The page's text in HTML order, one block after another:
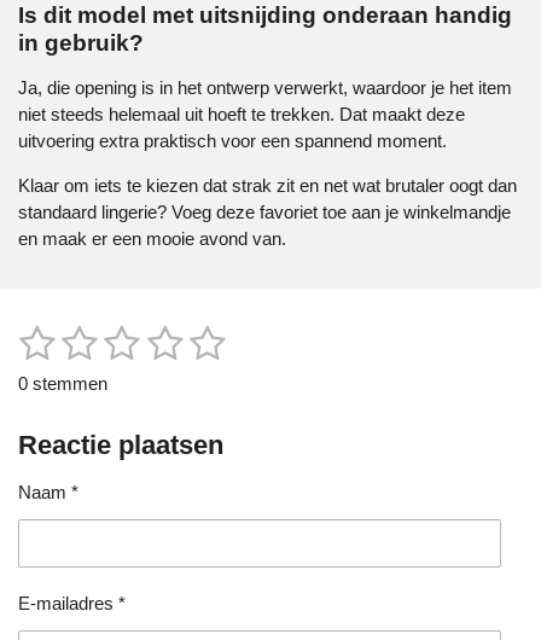
Is dit model met uitsnijding onderaan handig
in gebruik?
Ja, die opening is in het ontwerp verwerkt, waardoor je het item
niet steeds helemaal uit hoeft te trekken. Dat maakt deze
uitvoering extra praktisch voor een spannend moment.
Klaar om iets te kiezen dat strak zit en net wat brutaler oogt dan
standaard lingerie? Voeg deze favoriet toe aan je winkelmandje
en maak er een mooie avond van.
R
a
t
n
:
0
e
r
1
s
e
r
2
s
e
r
e
n
3
s
e
e
n
4
e
e
5
e
e
S
0 stemmen
Reactie plaatsen
Naam *
E-mailadres *